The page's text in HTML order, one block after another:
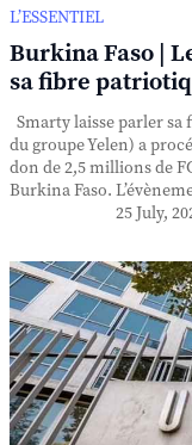
L’ESSENTIEL
Burkina Faso |
sa fibre
Smarty laisse parler
du groupe Yelen) a
don de 2,5 millions de
Burkina Faso.
25 July,